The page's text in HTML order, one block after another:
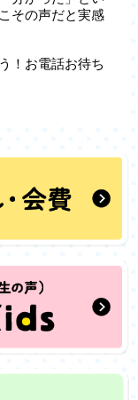
その声だと実感
！お電話お待ち